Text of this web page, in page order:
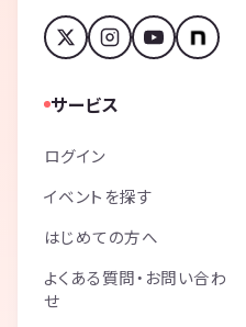
サービス
ログイン
イベントを探す
はじめての方へ
よくある質問・お問い合わ
せ